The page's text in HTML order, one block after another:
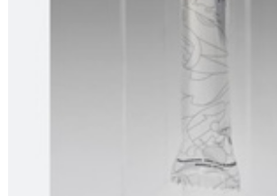
未就学児の療育
生活&学習支援
関するカウンセリング